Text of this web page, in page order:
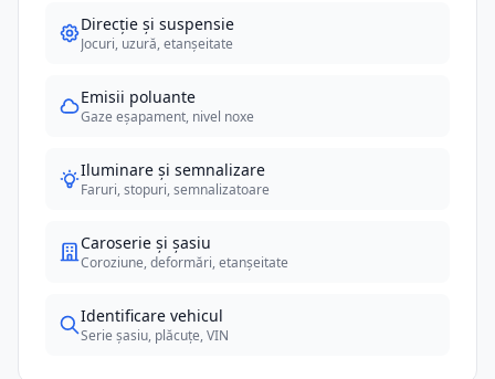
Direcție și suspensie
Jocuri, uzură, etanșeitate
Emisii poluante
Gaze eșapament, nivel noxe
Iluminare și semnalizare
Faruri, stopuri, semnalizatoare
Caroserie și șasiu
Coroziune, deformări, etanșeitate
Identificare vehicul
Serie șasiu, plăcuțe, VIN